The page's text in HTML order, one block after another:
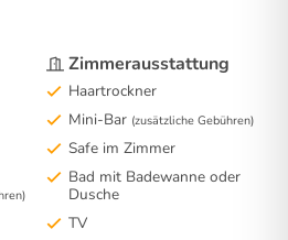
Zimmerausstattung
Haartrockner
Mini-Bar (zusätzliche Gebühren)
Safe im Zimmer
Bad mit Badewanne oder
Dusche
TV